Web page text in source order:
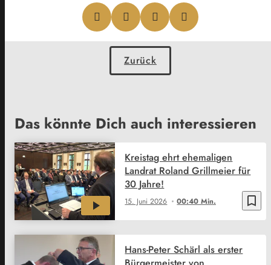
Zurück
Das könnte Dich auch interessieren
bookmark_border
15. Juni 2026 00:40 Min.
Kreistag ehrt ehemaligen
Landrat Roland Grillmeier für
30 Jahre!
Hans-Peter Schärl als erster